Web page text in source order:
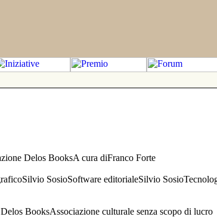
Delos BooksA cura diFranco Forte
SosioSoftware editorialeSilvio
BooksAssociazione culturale senza scopo di lucro